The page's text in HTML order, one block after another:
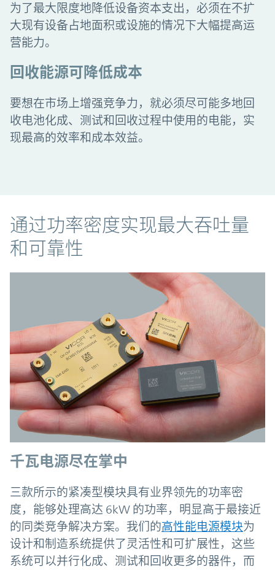
为了最大限度地降低设备资本支出，必须在不扩
大现有设备占地面积或设施的情况下大幅提高运
营能力。
回收能源可降低成本
要想在市场上增强竞争力，就必须尽可能多地回
收电池化成、测试和回收过程中使用的电能，实
现最高的效率和成本效益。
通过功率密度实现最大吞吐量
和可靠性
千瓦电源尽在掌中
三款所示的紧凑型模块具有业界领先的功率密
度，能够处理高达 6kW 的功率，明显高于最接近
的同类竞争解决方案。我们的高性能电源模块为
设计和制造系统提供了灵活性和可扩展性，这些
系统可以并行化成、测试和回收更多的器件，而